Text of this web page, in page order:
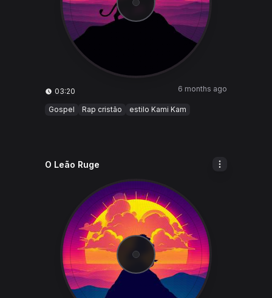
03:20 6 months ago
Gospel Rap cristão estilo Kami Kam
O Leão Ruge